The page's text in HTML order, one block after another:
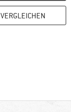
VERGLEICHEN
hier! Öffnet